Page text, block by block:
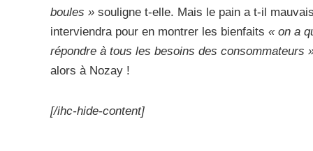
boules » souligne t-elle. Mais le pain a t-il
interviendra pour en montrer les bienfaits « on a
répondre à tous les besoins des consommateurs
alors à Nozay !
[/ihc-hide-content]